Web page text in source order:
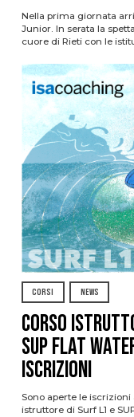
Nella prima giornata
Junior. In serata la
cuore di Rieti con le
CORSI NEWS
CORSO
SUP Flat Water
ISCRIZIONI
Sono aperte le
istruttore di Surf L1 e